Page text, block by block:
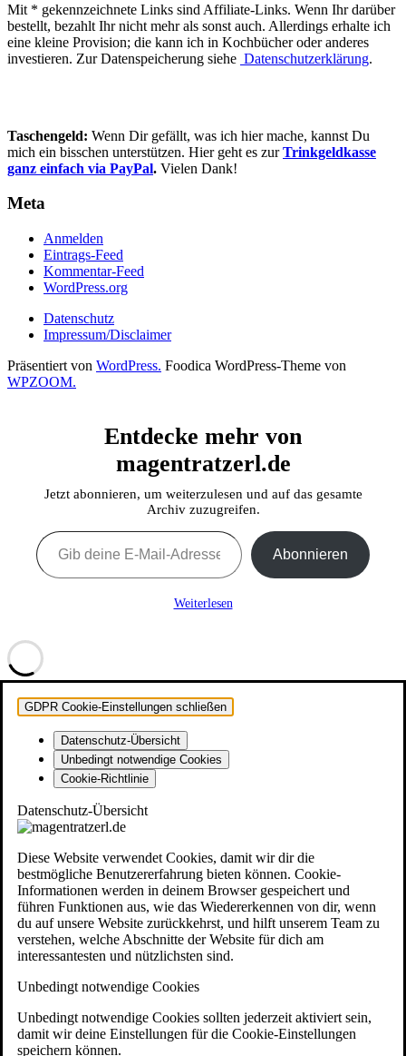
Mit * gekennzeichnete Links sind Affiliate-Links. Wenn Ihr darüber
bestellt, bezahlt Ihr nicht mehr als sonst auch. Allerdings erhalte ich
eine kleine Provision; die kann ich in Kochbücher oder anderes
investieren. Zur Datenspeicherung siehe Datenschutzerklärung.
Taschengeld: Wenn Dir gefällt, was ich hier mache, kannst Du
mich ein bisschen unterstützen. Hier geht es zurTrinkgeldkasse
ganz einfach via PayPal. Vielen Dank!
Meta
Anmelden
Eintrags-Feed
Kommentar-Feed
WordPress.org
Datenschutz
Impressum/Disclaimer
Präsentiert von WordPress. Foodica WordPress-Theme von
WPZOOM.
Entdecke mehr von
magentratzerl.de
Jetzt abonnieren, um weiterzulesen und auf das gesamte
Archiv zuzugreifen.
Gib deine E-Mail-Adresse ein ...
Abonnieren
Weiterlesen
GDPR Cookie-Einstellungen schließen
Datenschutz-Übersicht
Unbedingt notwendige Cookies
Cookie-Richtlinie
Datenschutz-Übersicht
Diese Website verwendet Cookies, damit wir dir die
bestmögliche Benutzererfahrung bieten können. Cookie-
Informationen werden in deinem Browser gespeichert und
führen Funktionen aus, wie das Wiedererkennen von dir, wenn
du auf unsere Website zurückkehrst, und hilft unserem Team zu
verstehen, welche Abschnitte der Website für dich am
interessantesten und nützlichsten sind.
Unbedingt notwendige Cookies
Unbedingt notwendige Cookies sollten jederzeit aktiviert sein,
damit wir deine Einstellungen für die Cookie-Einstellungen
speichern können.